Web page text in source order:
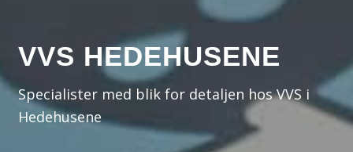
VVS HEDEHUSENE
Specialister med blik for detaljen hos VVS i
Hedehusene